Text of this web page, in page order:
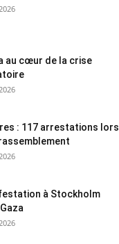
au cœur de la crise
: 117 arrestations lors
à Stockholm